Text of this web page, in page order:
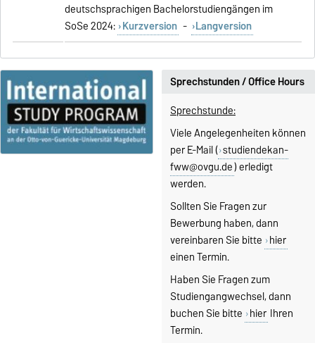
deutschsprachigen Bachelorstudiengängen im
SoSe 2024: Kurzversion - Langversion
Sprechstunden / Office Hours
Sprechstunde:
Viele Angelegenheiten können
per E-Mail ( studiendekan-
fww@ovgu.de) erledigt
werden.
Sollten Sie Fragen zur
Bewerbung haben, dann
vereinbaren Sie bitte hier
einen Termin.
Haben Sie Fragen zum
Studiengangwechsel, dann
buchen Sie bitte hier Ihren
Termin.